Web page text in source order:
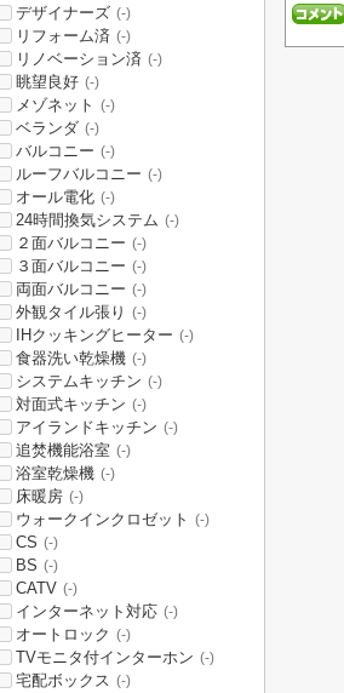
デザイナーズ (-)
リフォーム済 (-)
リノベーション済 (-)
眺望良好 (-)
メゾネット (-)
ベランダ (-)
バルコニー (-)
ルーフバルコニー (-)
オール電化 (-)
24時間換気システム (-)
２面バルコニー (-)
３面バルコニー (-)
両面バルコニー (-)
外観タイル張り (-)
IHクッキングヒーター (-)
食器洗い乾燥機 (-)
システムキッチン (-)
対面式キッチン (-)
アイランドキッチン (-)
追焚機能浴室 (-)
浴室乾燥機 (-)
床暖房 (-)
ウォークインクロゼット (-)
CS (-)
BS (-)
CATV (-)
インターネット対応 (-)
オートロック (-)
TVモニタ付インターホン (-)
宅配ボックス (-)